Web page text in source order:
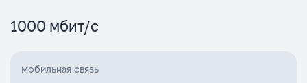
1000 мбит/с
мобильная связь